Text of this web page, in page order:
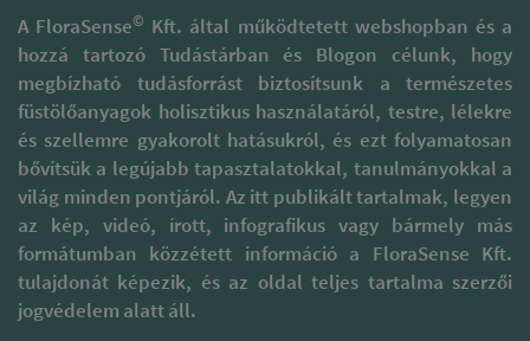
A FloraSense© Kft. által működtetett webshopban és a
hozzá tartozó Tudástárban és Blogon célunk, hogy
megbízható tudásforrást biztosítsunk a természetes
füstölőanyagok holisztikus használatáról, testre, lélekre
és szellemre gyakorolt hatásukról, és ezt folyamatosan
bővítsük a legújabb tapasztalatokkal, tanulmányokkal a
világ minden pontjáról. Az itt publikált tartalmak, legyen
az kép, videó, írott, infografikus vagy bármely más
formátumban közzétett információ a FloraSense Kft.
tulajdonát képezik, és az oldal teljes tartalma szerzői
jogvédelem alatt áll.